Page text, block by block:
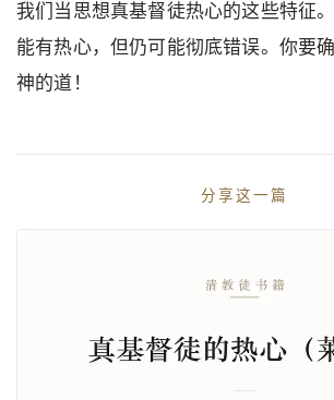
我们当思想真基督徒热心的这些特征
能有热心，但仍可能彻底错误。你要
神的道！
分享这一篇